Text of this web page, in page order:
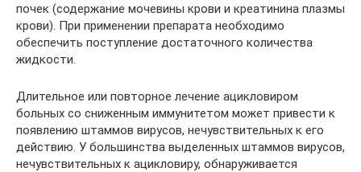
почек (содержание мочевины крови и креатинина плазмы
крови). При применении препарата необходимо
обеспечить поступление достаточного количества
жидкости.
Длительное или повторное лечение ацикловиром
больных со сниженным иммунитетом может привести к
появлению штаммов вирусов, нечувствительных к его
действию. У большинства выделенных штаммов вирусов,
нечувствительных к ацикловиру, обнаруживается